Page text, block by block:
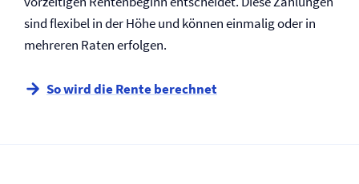
sind flexibel in der Höhe und können einmalig oder in
mehreren Raten erfolgen.
So wird die Rente berechnet